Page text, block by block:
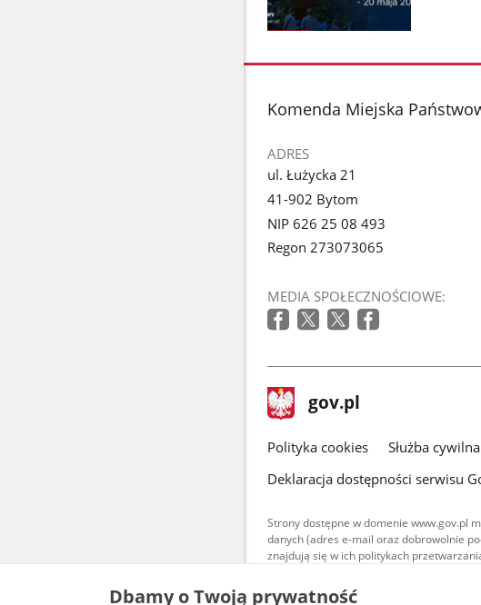
galerii.
stopka
Komenda Miejska
ADRES
ul. Łużycka 21
41-902 Bytom
NIP 626 25 08 493
Regon 273073065
MEDIA SPOŁECZNOŚCIOWE:
stopka
gov.pl Strona
gov.pl
gov.pl
Polityka cookies Służba cywilna
Deklaracja dostępności serwisu
Strony dostępne w domenie www.gov.pl
danych (adres e-mail oraz dobrowolnie
znajdują się w ich politykach
Treści tekstowe
Dbamy o Twoją prywatność